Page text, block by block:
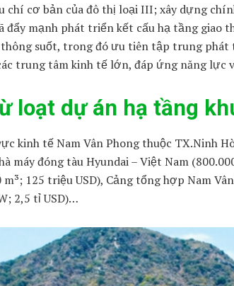
chí cơ bản của đô thị loại III; xây dựng
đẩy mạnh phát triển kết cấu hạ tầng giao
suốt, trong đó ưu tiên tập trung
trung tâm kinh tế lớn, đáp ứng năng lực
loạt dự án hạ tầng
kinh tế Nam Vân Phong thuộc TX.Ninh
máy đóng tàu Hyundai – Việt Nam
125 triệu USD), Cảng tổng hợp Nam
2,5 tỉ USD)…